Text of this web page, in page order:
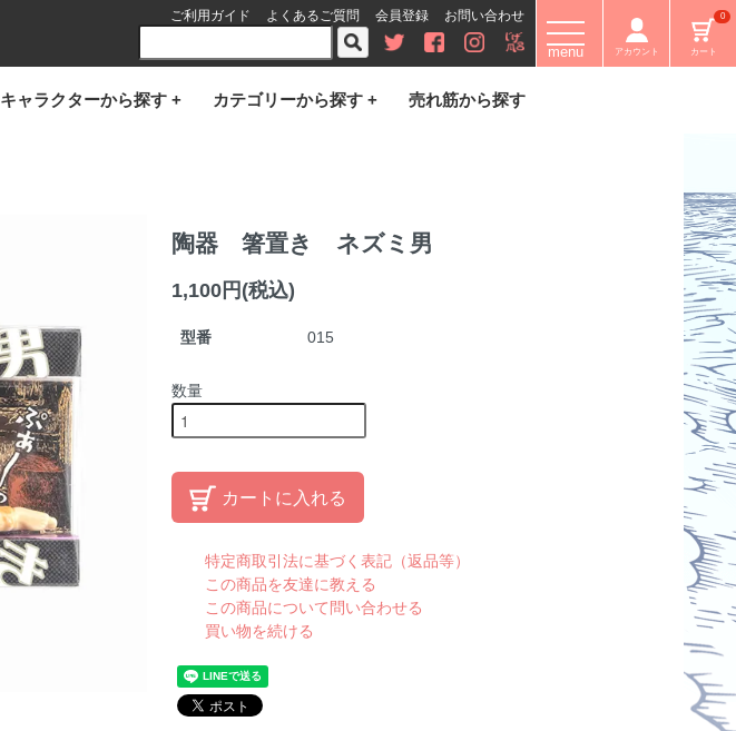
ご利用ガイド よくあるご質問 会員登録 お問い合わせ
menu アカウント カート
0
キャラクターから探す + カテゴリーから探す + 売れ筋から探す
陶器 箸置き ネズミ男
1,100円(税込)
型番 015
数量
カートに入れる
特定商取引法に基づく表記（返品等）
この商品を友達に教える
この商品について問い合わせる
買い物を続ける